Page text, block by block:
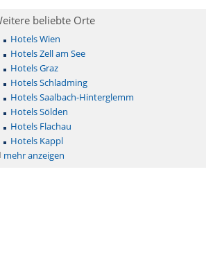
beliebte Orte
Hotels Wien
Hotels Zell am See
Hotels Graz
Hotels Schladming
Hotels Saalbach-Hinterglemm
Hotels Sölden
Hotels Flachau
Hotels Kappl
mehr anzeigen